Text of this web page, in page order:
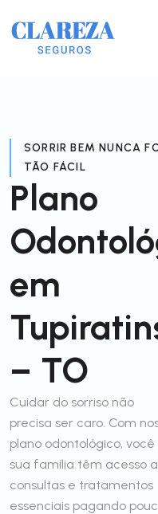
SORRIR BEM NUNCA
TÃO FÁCIL
Plano
em
– TO
Cuidar do sorriso não
precisa ser caro. Com
plano odontológico, você
sua família têm acesso a
consultas e tratamentos
essenciais pagando